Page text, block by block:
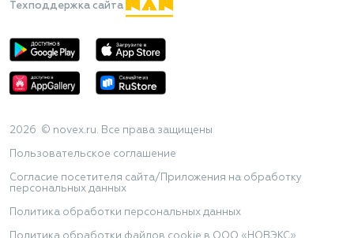
Техподдержка сайта
2026 © novex.ru. Все права защищены
Пользовательское соглашение
Согласие посетителя сайта/Приложения на обработку
персональных данных
Политика обработки персональных данных